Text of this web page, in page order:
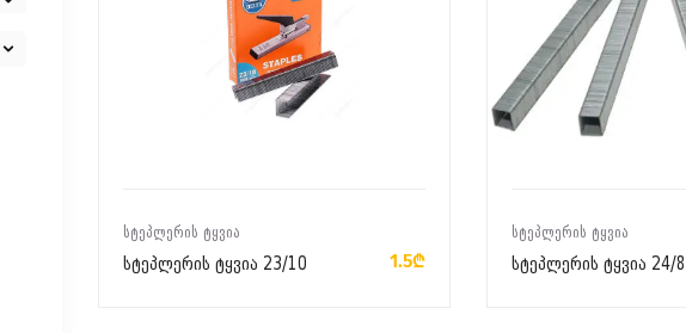
ᲡᲢᲔᲞᲚᲔᲠᲘᲡ ᲢᲧᲕᲘᲐ
სტეპლერის ტყვია 23/10 1.5₾
ᲡᲢᲔᲞᲚᲔᲠᲘᲡ ᲢᲧᲕᲘᲐ
სტეპლერის ტყვია 24/8